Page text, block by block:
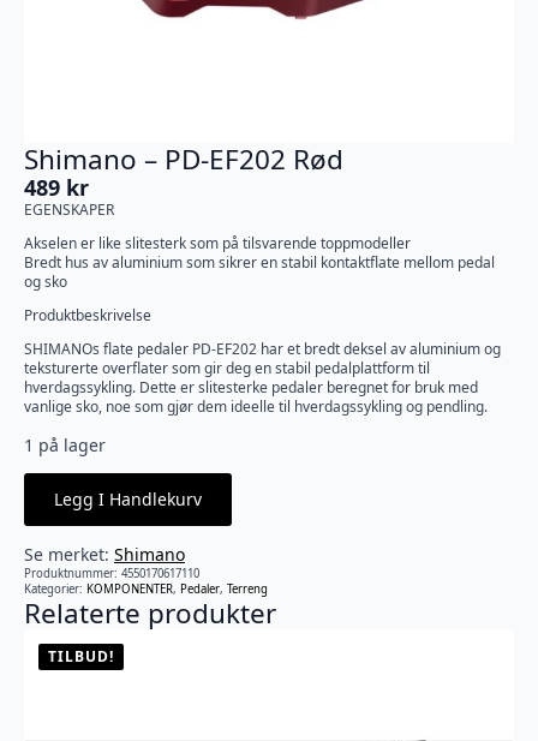
Shimano – PD-EF202 Rød
489 kr
EGENSKAPER
Akselen er like slitesterk som på tilsvarende toppmodeller
Bredt hus av aluminium som sikrer en stabil kontaktflate mellom pedal
og sko
Produktbeskrivelse
SHIMANOs flate pedaler PD-EF202 har et bredt deksel av aluminium og
teksturerte overflater som gir deg en stabil pedalplattform til
hverdagssykling. Dette er slitesterke pedaler beregnet for bruk med
vanlige sko, noe som gjør dem ideelle til hverdagssykling og pendling.
1 på lager
Legg I Handlekurv
Se merket: Shimano
Produktnummer: 4550170617110
Kategorier: KOMPONENTER, Pedaler, Terreng
Relaterte produkter
TILBUD!